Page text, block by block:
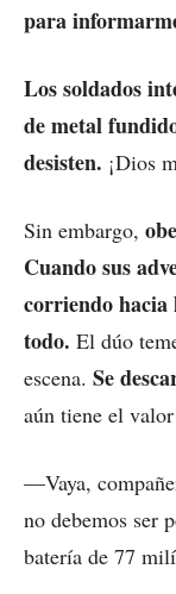
para
Los soldados
de metal
desisten. ¡Dios
Sin embargo,
Cuando sus
corriendo hacia
todo. El dúo
escena. Se
aún tiene el
—Vaya,
no debemos ser
batería de 77